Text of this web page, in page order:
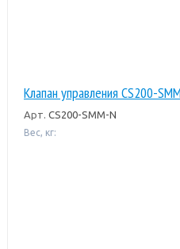
Клапан управления CS200-
Арт. CS200-SMM-N
Вес, кг: